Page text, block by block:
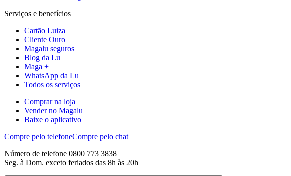
Serviços e benefícios
Cartão Luiza
Cliente Ouro
Magalu seguros
Blog da Lu
Maga +
WhatsApp da Lu
Todos os serviços
Comprar na loja
Vender no Magalu
Baixe o aplicativo
Compre pelo telefoneCompre pelo chat
Número de telefone 0800 773 3838
Seg. à Dom. exceto feriados das 8h às 20h